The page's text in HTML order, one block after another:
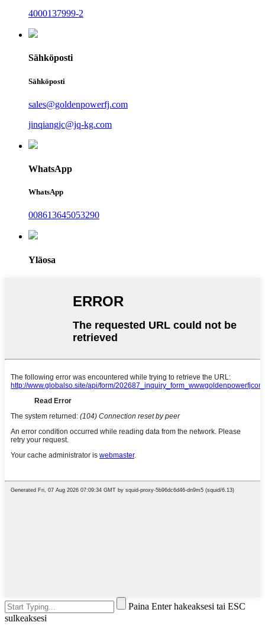
4000137999-2
Sähköposti
Sähköposti
sales@goldenpowerfj.com
jinqiangjc@jq-kg.com
WhatsApp
WhatsApp
008613645053290
Yläosa
Paina Enter hakeaksesi tai ESC
sulkeaksesi